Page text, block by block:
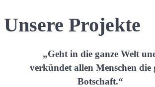
Unsere Projekte
„Geht in die ganze Welt
verkündet allen Menschen die
Botschaft.“